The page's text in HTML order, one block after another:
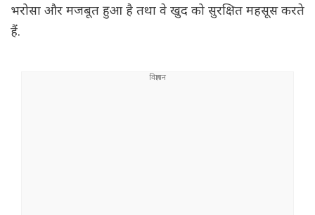
भरोसा और मजबूत हुआ है तथा वे खुद को सुरक्षित महसूस करते
हैं.